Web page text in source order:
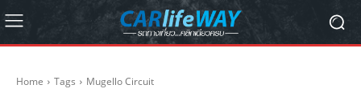
Home Tags Mugello Circuit